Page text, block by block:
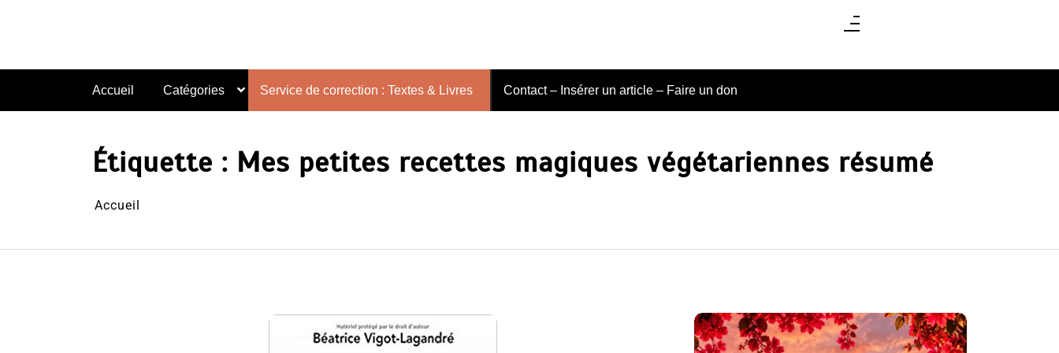
Accueil Catégories Service de correction : Textes & Livres Contact – Insérer un article – Faire un don
Étiquette : Mes petites recettes magiques végétariennes résumé
Accueil